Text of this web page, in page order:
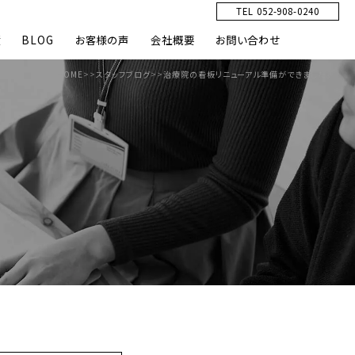
BLOG お客様の声 会社概要 お問い合わせ
TEL 052-908-0240
HOME>>スタッフブログ>>治療院の看板リニューアル準備ができました。